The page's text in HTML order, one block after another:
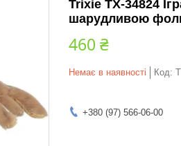
Trixie TX-34824
шарудливою
460 ₴
Немає в наявності Код:
+380 (97) 566-06-00